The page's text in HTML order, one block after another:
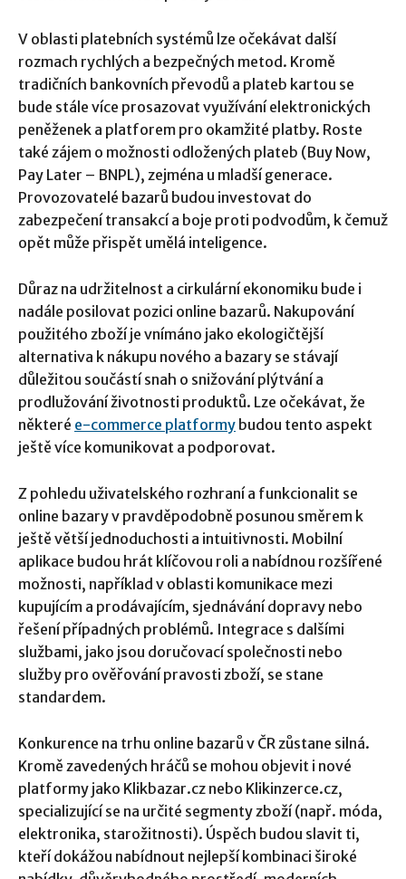
V oblasti platebních systémů lze očekávat další
rozmach rychlých a bezpečných metod. Kromě
tradičních bankovních převodů a plateb kartou se
bude stále více prosazovat využívání elektronických
peněženek a platforem pro okamžité platby. Roste
také zájem o možnosti odložených plateb (Buy Now,
Pay Later – BNPL), zejména u mladší generace.
Provozovatelé bazarů budou investovat do
zabezpečení transakcí a boje proti podvodům, k čemuž
opět může přispět umělá inteligence.
Důraz na udržitelnost a cirkulární ekonomiku bude i
nadále posilovat pozici online bazarů. Nakupování
použitého zboží je vnímáno jako ekologičtější
alternativa k nákupu nového a bazary se stávají
důležitou součástí snah o snižování plýtvání a
prodlužování životnosti produktů. Lze očekávat, že
některé e-commerce platformy budou tento aspekt
ještě více komunikovat a podporovat.
Z pohledu uživatelského rozhraní a funkcionalit se
online bazary v pravděpodobně posunou směrem k
ještě větší jednoduchosti a intuitivnosti. Mobilní
aplikace budou hrát klíčovou roli a nabídnou rozšířené
možnosti, například v oblasti komunikace mezi
kupujícím a prodávajícím, sjednávání dopravy nebo
řešení případných problémů. Integrace s dalšími
službami, jako jsou doručovací společnosti nebo
služby pro ověřování pravosti zboží, se stane
standardem.
Konkurence na trhu online bazarů v ČR zůstane silná.
Kromě zavedených hráčů se mohou objevit i nové
platformy jako Klikbazar.cz nebo Klikinzerce.cz,
specializující se na určité segmenty zboží (např. móda,
elektronika, starožitnosti). Úspěch budou slavit ti,
kteří dokážou nabídnout nejlepší kombinaci široké